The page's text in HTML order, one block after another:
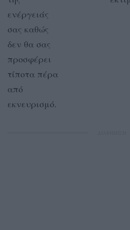
ενέργειάς
σας καθώς
δεν θα σας
προσφέρει
τίποτα πέρα
από
εκνευρισμό.